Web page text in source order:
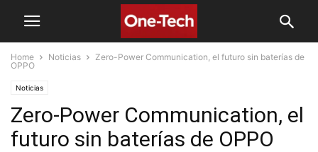
Home Noticias
Zero-Power Communication, el futuro sin baterías de
OPPO
Noticias
Zero-Power Communication, el
futuro sin baterías de OPPO